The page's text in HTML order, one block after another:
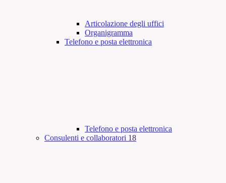
Articolazione degli uffici
Organigramma
Telefono e posta elettronica
Telefono e posta elettronica
Consulenti e collaboratori 18